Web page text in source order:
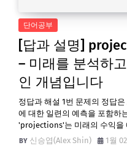
단어공부
[답과 설명]
– 미래를 분석하
인 개념입니다
정답과 해설 1번 문제의 정답
에 대한 일련의 예측을 포함하
'projections'는 미래의 수익을
신승엽(Alex Shin)
1월